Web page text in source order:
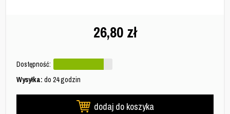
26,80 zł
Dostępność:
Wysyłka: do 24 godzin
dodaj do koszyka